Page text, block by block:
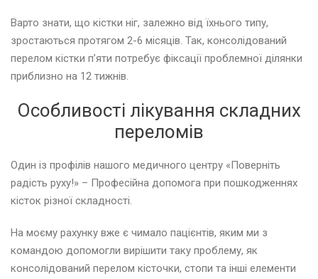
Варто знати, що кістки ніг, залежно від їхнього типу,
зростаються протягом 2-6 місяців. Так, консолідований
перелом кістки п’яти потребує фіксації проблемної ділянки
приблизно на 12 тижнів.
Особливості лікування складних
переломів
Один із профілів нашого медичного центру «Поверніть
радість руху!» – Професійна допомога при пошкодженнях
кісток різної складності.
На моєму рахунку вже є чимало пацієнтів, яким ми з
командою допомогли вирішити таку проблему, як
консолідований перелом кісточки, стопи та інші елементи